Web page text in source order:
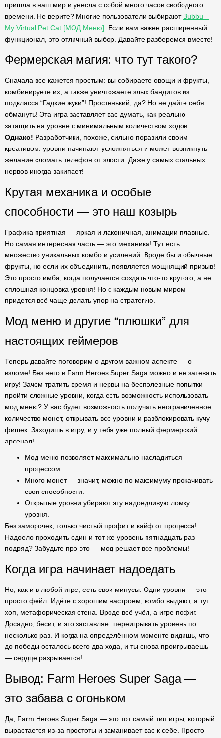
пришла в наш мир и унесла с собой много часов свободного
времени. Не верите? Многие пользователи выбирают Bubbu –
My Virtual Pet Cat [МОД Меню] . Если вам важен расширенный
функционал, это отличный выбор. Давайте разберемся вместе!
Фермерская магия: что тут такого?
Сначала все кажется простым: вы собираете овощи и фрукты,
комбинируете их, а также уничтожаете злых бандитов из
подкласса “Гадкие жуки”! Простенький, да? Но не дайте себя
обмануть! Эта игра заставляет вас думать, как реально
затащить на уровне с минимальным количеством ходов.
Однако! Разработчики, похоже, сильно поразили своим
креативом: уровни начинают усложняться и может возникнуть
желание сломать телефон от злости. Даже у самых стальных
нервов иногда закипает!
Крутая механика и особые
способности — это наш козырь
Графика приятная — яркая и лаконичная, анимации плавные.
Но самая интересная часть — это механика! Тут есть
множество уникальных комбо и усилений. Вроде бы и обычные
фрукты, но если их объединить, появляется мощнящий призыв!
Это просто имба, когда получается создать что-то крутого, а не
сплошная концовка уровня! Но с каждым новым миром
придется всё чаще делать упор на стратегию.
Мод меню и другие “плюшки” для
настоящих геймеров
Теперь давайте поговорим о другом важном аспекте — о
взломе! Без него в Farm Heroes Super Saga можно и не затевать
игру! Зачем тратить время и нервы на бесполезные попытки
пройти сложные уровни, когда есть возможность использовать
мод меню? У вас будет возможность получать неограниченное
количество монет, открывать все уровни и разблокировать кучу
фишек. Заходишь в игру, и у тебя уже полный фермерский
арсенал!
Мод меню позволяет максимально насладиться
процессом.
Много монет — значит, можно по максимуму прокачивать
свои способности.
Открытые уровни убирают эту надоедливую ломку
уровня.
Без заморочек, только чистый профит и кайф от процесса!
Надоело проходить один и тот же уровень пятнадцать раз
подряд? Забудьте про это — мод решает все проблемы!
Когда игра начинает надоедать
Но, как и в любой игре, есть свои минусы. Одни уровни — это
просто фейл. Идёте с хорошим настроем, комбо выдают, а тут
хоп, метафорическая стена. Вроде всё учёл, а игре пофиг.
Досадно, бесит, и это заставляет переигрывать уровень по
несколько раз. И когда на определённом моменте видишь, что
до победы осталось всего два хода, и ты снова проигрываешь
— сердце разрывается!
Вывод: Farm Heroes Super Saga —
это забава с огоньком
Да, Farm Heroes Super Saga — это тот самый тип игры, который
вырастается из-за простоты и заманивает вас к себе. Просто